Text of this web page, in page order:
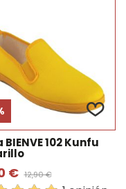
BIENVE 102 Kunfu
€ 12,90 €